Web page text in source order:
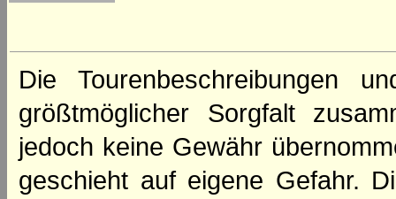
Die Tourenbeschreibungen
größtmöglicher Sorgfalt
jedoch keine Gewähr
geschieht auf eigene Gefahr.